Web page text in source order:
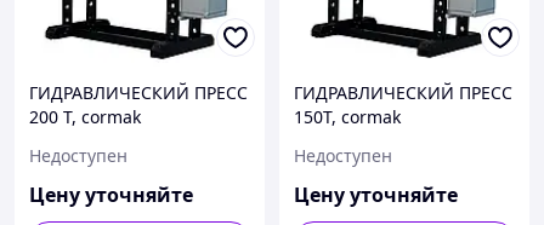
ГИДРАВЛИЧЕСКИЙ ПРЕСС
200 T, cormak
Недоступен
Цену уточняйте
ГИДРАВЛИЧЕСКИЙ ПРЕСС
150Т, cormak
Недоступен
Цену уточняйте